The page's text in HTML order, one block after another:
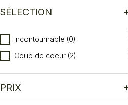
SÉLECTION
Sélection
Incontournable (0)
Coup de coeur (2)
PRIX